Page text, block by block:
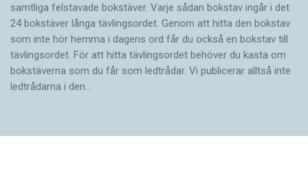
samtliga felstavade bokstäver. Varje sådan bokstav ingår i det
24 bokstäver långa tävlingsordet. Genom att hitta den bokstav
som inte hör hemma i dagens ord får du också en bokstav till
tävlingsordet. För att hitta tävlingsordet behöver du kasta om
bokstäverna som du får som ledtrådar. Vi publicerar alltså inte
ledtrådarna i den…